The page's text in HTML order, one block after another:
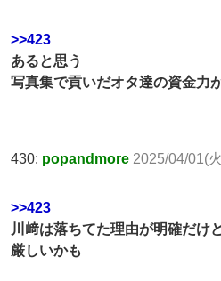
>>423
あると思う
写真集で貢いだオタ達の資金力
430: popandmore 2025/04/01(
>>423
川﨑は落ちてた理由が明確だけ
厳しいかも